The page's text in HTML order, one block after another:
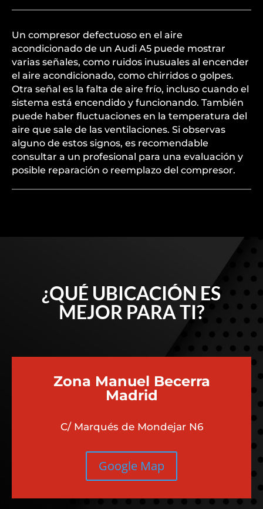
Un compresor defectuoso en el aire
acondicionado de un Audi A5 puede mostrar
varias señales, como ruidos inusuales al encender
el aire acondicionado, como chirridos o golpes.
Otra señal es la falta de aire frío, incluso cuando el
sistema está encendido y funcionando. También
puede haber fluctuaciones en la temperatura del
aire que sale de las ventilaciones. Si observas
alguno de estos signos, es recomendable
consultar a un profesional para una evaluación y
posible reparación o reemplazo del compresor.
¿QUÉ UBICACIÓN ES
MEJOR PARA TI?
Zona Manuel Becerra
Madrid
C/ Marqués de Mondejar N6
Google Map